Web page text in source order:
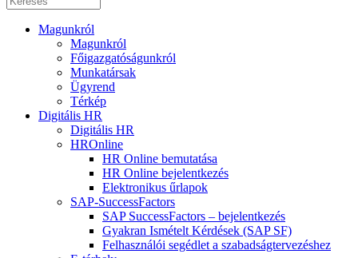
Magunkról
Magunkról
Főigazgatóságunkról
Munkatársak
Ügyrend
Térkép
Digitális HR
Digitális HR
HROnline
HR Online bemutatása
HR Online bejelentkezés
Elektronikus űrlapok
SAP-SuccessFactors
SAP SuccessFactors – bejelentkezés
Gyakran Ismételt Kérdések (SAP SF)
Felhasználói segédlet a szabadságtervezéshez